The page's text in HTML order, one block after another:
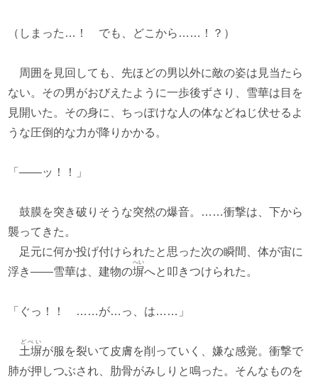
（しまった…！ でも、どこから……！？）
周囲を見回しても、先ほどの男以外に敵の姿は見当たら
ない。その男がおびえたように一歩後ずさり、雪華は目を
見開いた。その身に、ちっぽけな人の体などねじ伏せるよ
うな圧倒的な力が降りかかる。
「――ッ！！」
鼓膜を突き破りそうな突然の爆音。……衝撃は、下から
襲ってきた。
足元に何か投げ付けられたと思った次の瞬間、体が宙に
浮き――雪華は、建物の塀
へい
へと叩きつけられた。
「ぐっ！！ ……が…っ、は……」
土塀
どべい
が服を裂いて皮膚を削っていく、嫌な感覚。衝撃で
肺が押しつぶされ、肋骨がみしりと鳴った。そんなものを